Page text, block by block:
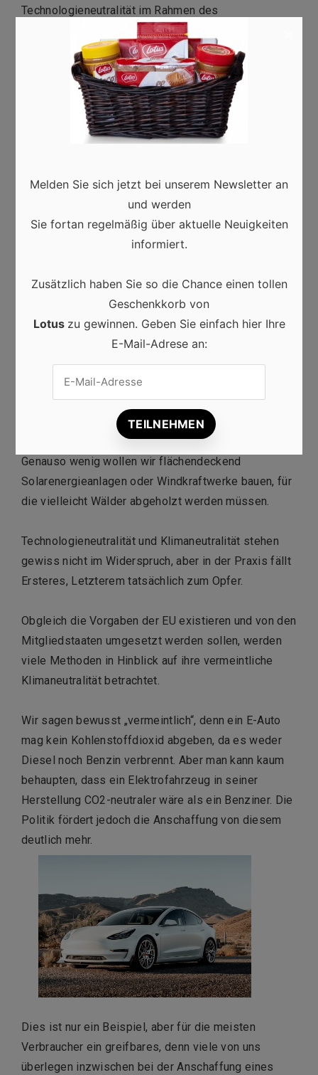
Technologieneutralität im Rahmen des
Klimaschutzes zielführend?
Diese Frage wird viel diskutiert, weshalb wir auf
Google mit so vielen Analysen und Berichten
konfrontiert werden. Technologieneutralität ist nur
dann sinnvoll, wenn auch ein vernünftiger Maßstab
Dass der Ausstieg aus der Energiegewinnung durch
die Verbrennung fossiler Brennstoffe notwendig ist,
steht fest. Aber ist der Umstieg auf atomare Energie
die bessere Alternative? CO2-
Emissionen auf Kosten vermehrterradioaktiver
zu senken, kann kaum vorteilhaft sein.
Genauso wenig wollen wir flächendeckend
Solarenergieanlagen oder Windkraftwerke bauen, für
die vielleicht Wälder abgeholzt werden müssen.
Technologieneutralität und Klimaneutralität stehen
gewiss nicht im Widerspruch, aber in der Praxis fällt
Ersteres, Letzterem tatsächlich zum Opfer.
Obgleich die Vorgaben der EU existieren und von den
Mitgliedstaaten umgesetzt werden sollen, werden
viele Methoden in Hinblick auf ihre vermeintliche
Klimaneutralität betrachtet.
Wir sagen bewusst „vermeintlich“, denn ein E-Auto
mag kein Kohlenstoffdioxid abgeben, da es weder
Diesel noch Benzin verbrennt. Aber man kann kaum
behaupten, dass ein Elektrofahrzeug in seiner
Herstellung CO2-neutraler wäre als ein Benziner. Die
Politik fördert jedoch die Anschaffung von diesem
deutlich mehr.
Dies ist nur ein Beispiel, aber für die meisten
Verbraucher ein greifbares, denn viele von uns
überlegen inzwischen bei der Anschaffung eines
Melden Sie sich jetzt bei unserem Newsletter an
und werden
Sie fortan regelmäßig über aktuelle Neuigkeiten
informiert.
Zusätzlich haben Sie so die Chance einen tollen
Geschenkkorb von
Lotus zu gewinnen. Geben Sie einfach hier Ihre
E-Mail-Adrese an: